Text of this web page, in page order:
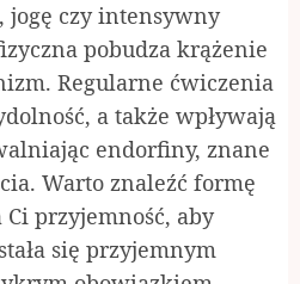
jogę czy intensywny
pobudza krążenie
Regularne ćwiczenia
a także wpływają
endorfiny, znane
Warto znaleźć formę
przyjemność, aby
się przyjemnym